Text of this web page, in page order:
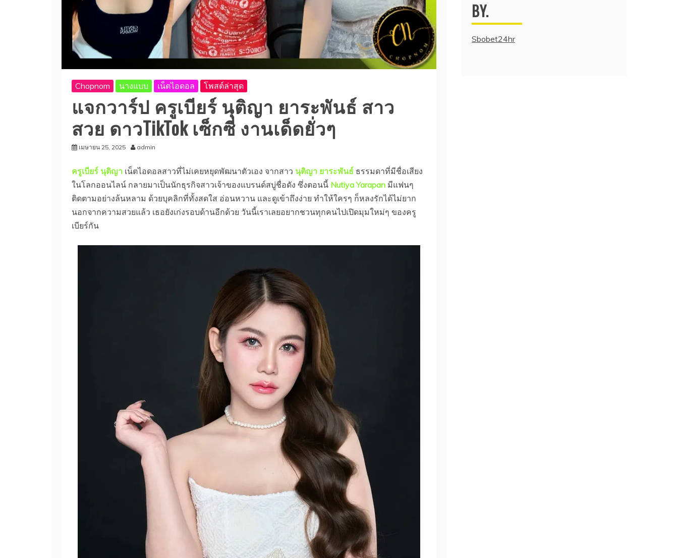
Chopnom นางแบบ เน็ตไอดอล โพสต์ล่าสุด
แจกวาร์ป ครูเบียร์ นุติญา ยาระพันธ์ สาว
สวย ดาวTikTok เซ็กซี่ งานเด็ดยั่วๆ
เมษายน 25, 2025 admin
ครูเบียร์ นุติญา เน็ตไอดอลสาวที่ไม่เคยหยุดพัฒนาตัวเอง จากสาว นุติญา ยาระพันธ์ ธรรมดาที่มีชื่อเสียง
ในโลกออนไลน์ กลายมาเป็นนักธุรกิจสาวเจ้าของแบรนด์สบู่ชื่อดัง ซึ่งตอนนี้ Nutiya Yarapan มีแฟนๆ
ติดตามอย่างล้นหลาม ด้วยบุคลิกที่ทั้งสดใส อ่อนหวาน และดูเข้าถึงง่าย ทำให้ใครๆ ก็หลงรักได้ไม่ยาก
นอกจากความสวยแล้ว เธอยังเก่งรอบด้านอีกด้วย วันนี้เราเลยอยากชวนทุกคนไปเปิดมุมใหม่ๆ ของครู
เบียร์กัน
BY.
Sbobet24hr